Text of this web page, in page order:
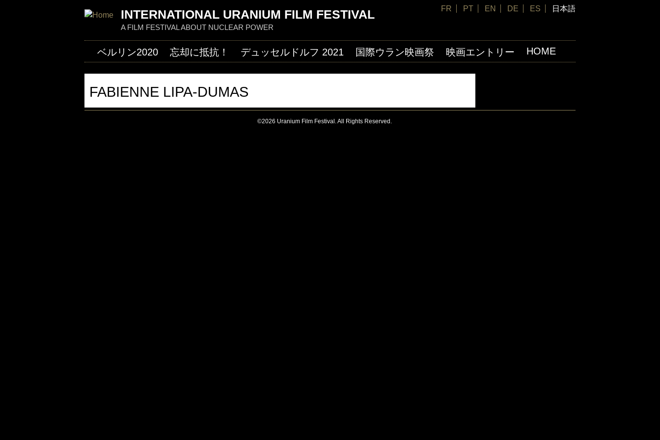
FR PT EN DE ES 日本語
INTERNATIONAL URANIUM FILM FESTIVAL
A FILM FESTIVAL ABOUT NUCLEAR POWER
FABIENNE LIPA-DUMAS
ベルリン2020 忘却に抵抗！ デュッセルドルフ 2021 国際ウラン映画祭 映画エントリー HOME
©2026 Uranium Film Festival. All Rights Reserved.